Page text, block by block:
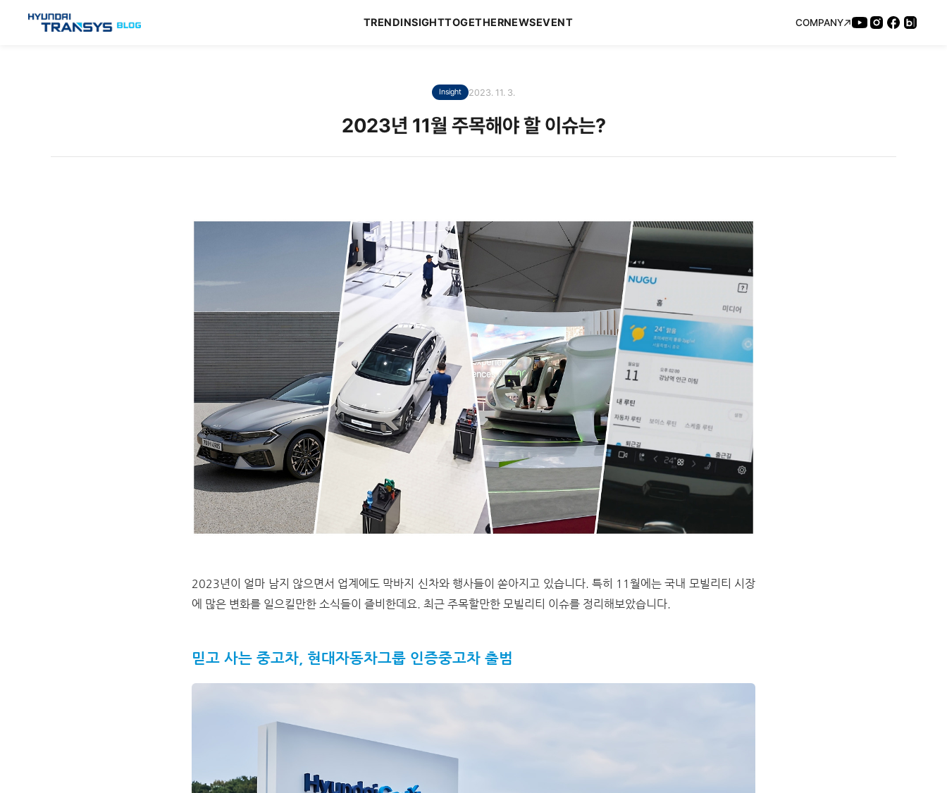
TRENDINSIGHTTOGETHERNEWSEVENT COMPANY
Insight 2023. 11. 3.
2023년 11월 주목해야 할 이슈는?
2023년이 얼마 남지 않으면서 업계에도 막바지 신차와 행사들이 쏟아지고 있습니다. 특히 11월에는 국내 모빌리티 시장
에 많은 변화를 일으킬만한 소식들이 즐비한데요. 최근 주목할만한 모빌리티 이슈를 정리해보았습니다.
믿고 사는 중고차, 현대자동차그룹 인증중고차 출범